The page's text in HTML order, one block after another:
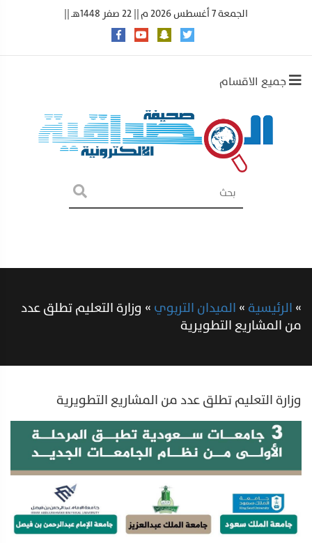
الجمعة 7 أغسطس 2026 م || 22 صفر 1448هـ ||
جميع الاقسام
»الرئيسية»الميدان التربوي» وزارة التعليم تطلق عدد
من المشاريع التطويرية
وزارة التعليم تطلق عدد من المشاريع التطويرية